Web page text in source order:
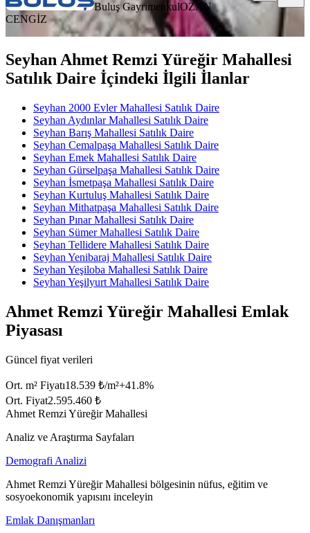
Buluş GayrimenkulOZAN
CENGİZ
Seyhan Ahmet Remzi Yüreğir Mahallesi
Satılık Daire İçindeki İlgili İlanlar
Seyhan 2000 Evler Mahallesi Satılık Daire
Seyhan Aydınlar Mahallesi Satılık Daire
Seyhan Barış Mahallesi Satılık Daire
Seyhan Cemalpaşa Mahallesi Satılık Daire
Seyhan Emek Mahallesi Satılık Daire
Seyhan Gürselpaşa Mahallesi Satılık Daire
Seyhan İsmetpaşa Mahallesi Satılık Daire
Seyhan Kurtuluş Mahallesi Satılık Daire
Seyhan Mithatpaşa Mahallesi Satılık Daire
Seyhan Pınar Mahallesi Satılık Daire
Seyhan Sümer Mahallesi Satılık Daire
Seyhan Tellidere Mahallesi Satılık Daire
Seyhan Yenibaraj Mahallesi Satılık Daire
Seyhan Yeşiloba Mahallesi Satılık Daire
Seyhan Yeşilyurt Mahallesi Satılık Daire
Ahmet Remzi Yüreğir Mahallesi Emlak
Piyasası
Güncel fiyat verileri
Ort. m² Fiyatı18.539 ₺/m²+41.8%
Ort. Fiyat2.595.460 ₺
Ahmet Remzi Yüreğir Mahallesi
Analiz ve Araştırma Sayfaları
Demografi Analizi
Ahmet Remzi Yüreğir Mahallesi bölgesinin nüfus, eğitim ve
sosyoekonomik yapısını inceleyin
Emlak Danışmanları